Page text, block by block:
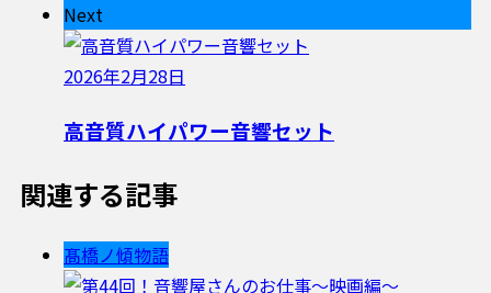
Next
2026年2月28日
高音質ハイパワー音響セット
関連する記事
髙橋ノ傾物語